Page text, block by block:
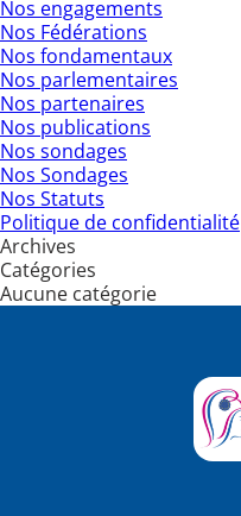
Nos engagements
Nos Fédérations
Nos fondamentaux
Nos parlementaires
Nos partenaires
Nos publications
Nos sondages
Nos Sondages
Nos Statuts
Politique de confidentialité
Archives
Catégories
Aucune catégorie